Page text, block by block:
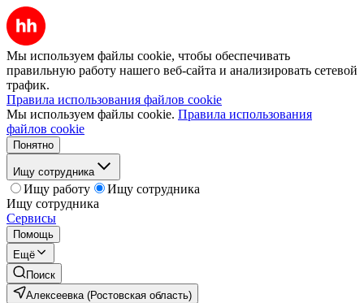
Мы используем файлы cookie, чтобы обеспечивать
правильную работу нашего веб-сайта и анализировать сетевой
трафик.
Правила использования файлов cookie
Мы используем файлы cookie. Правила использования
файлов cookie
Понятно
Ищу сотрудника
Ищу работу
Ищу сотрудника
Ищу сотрудника
Сервисы
Помощь
Ещё
Поиск
Алексеевка (Ростовская область)